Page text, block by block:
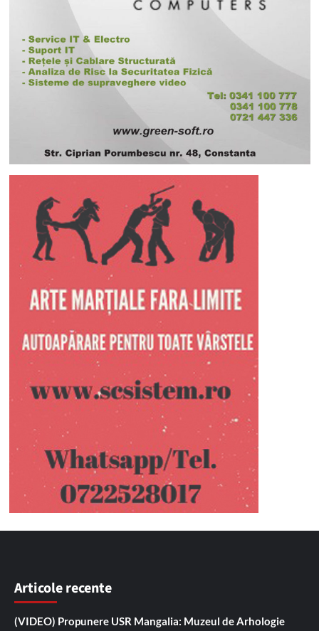
Articole recente
(VIDEO) Propunere USR Mangalia: Muzeul de Arhologie